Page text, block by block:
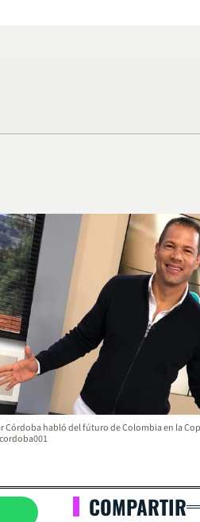
Córdoba habló del fúturo de Colombia en la
COMPARTIR